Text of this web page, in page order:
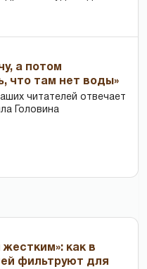
а потом
что там нет воды»
читателей отвечает
Головина
как в
фильтруют для